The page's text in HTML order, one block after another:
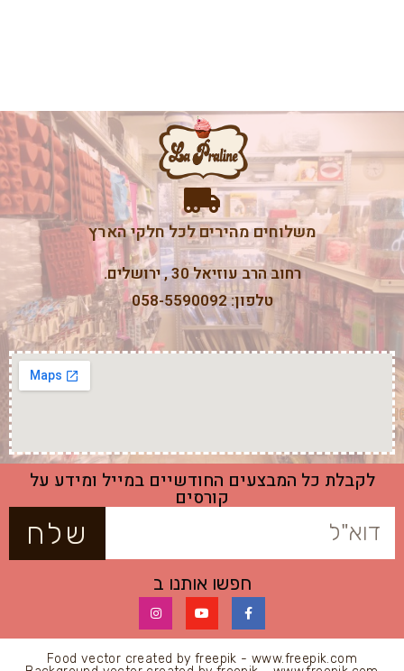
משלוחים מהירים לכל חלקי הארץ
רחוב הרב עוזיאל 30 , ירושלים.
טלפון: 058-5590092
לקבלת כל המבצעים החודשיים במייל ומידע על
קורסים
שלח
חפשו אותנו ב
Food vector created by freepik - www.freepik.com